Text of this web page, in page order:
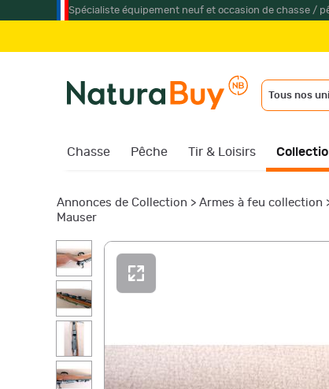
Spécialiste équipement neuf et occasion de chasse /
Tous nos
Chasse Pêche Tir & Loisirs
Annonces de Collection > Armes à feu collection
Mauser